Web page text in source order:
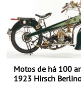
Motos de há 100
1923 Hirsch